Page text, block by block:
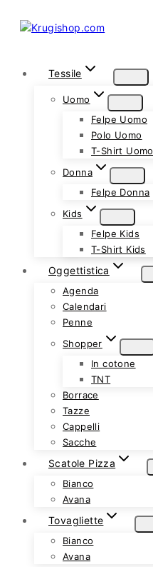
Tessile
Uomo
Felpe Uomo
Polo Uomo
T-Shirt Uomo
Donna
Felpe Donna
Kids
Felpe Kids
T-Shirt Kids
Oggettistica
Agenda
Calendari
Penne
Shopper
In cotone
TNT
Borrace
Tazze
Cappelli
Sacche
Scatole Pizza
Bianco
Avana
Tovagliette
Bianco
Avana